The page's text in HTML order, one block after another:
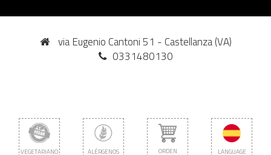
via Eugenio Cantoni 51 - Castellanza (VA)
0331480130
VEGETARIANO ALÉRGENOS ORDEN LANGUAGE